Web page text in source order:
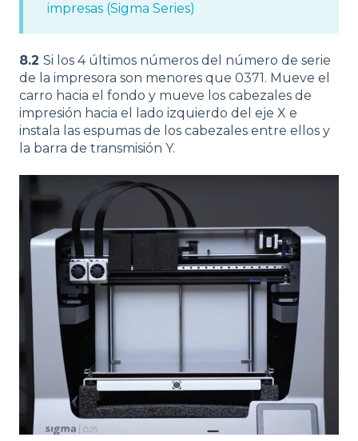
impresas (Sigma Series)
8.2 Si los 4 últimos números del número de serie
de la impresora son menores que 0371. Mueve el
carro hacia el fondo y mueve los cabezales de
impresión hacia el lado izquierdo del eje X e
instala las espumas de los cabezales entre ellos y
la barra de transmisión Y.